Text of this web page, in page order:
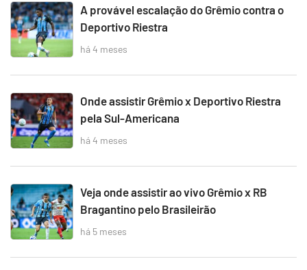
A provável escalação do Grêmio contra o
Deportivo Riestra
há 4 meses
Onde assistir Grêmio x Deportivo Riestra
pela Sul-Americana
há 4 meses
Veja onde assistir ao vivo Grêmio x RB
Bragantino pelo Brasileirão
há 5 meses